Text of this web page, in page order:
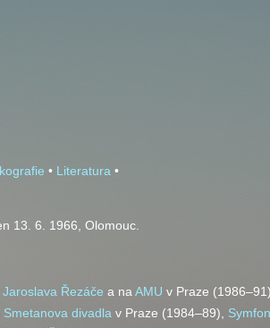
• Literatura •
13. 6. 1966, Olomouc.
Jaroslava Řezáče a na AMU v Praze
Smetanova divadla v Praze (1984–89),